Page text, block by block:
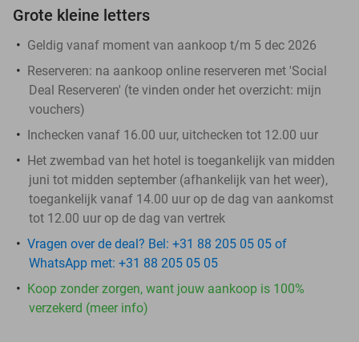
Grote kleine letters
Geldig vanaf moment van aankoop t/m 5 dec 2026
Reserveren: na aankoop online reserveren met 'Social
Deal Reserveren' (te vinden onder het overzicht: mijn
vouchers)
Inchecken vanaf 16.00 uur, uitchecken tot 12.00 uur
Het zwembad van het hotel is toegankelijk van midden
juni tot midden september (afhankelijk van het weer),
toegankelijk vanaf 14.00 uur op de dag van aankomst
tot 12.00 uur op de dag van vertrek
Vragen over de deal? Bel: +31 88 205 05 05 of
WhatsApp met: +31 88 205 05 05
Koop zonder zorgen, want jouw aankoop is 100%
verzekerd (meer info)